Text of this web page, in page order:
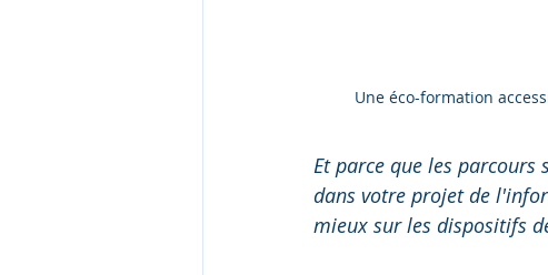
Une éco-formation
Et parce que les parcours
dans votre projet de
mieux sur les dispositifs